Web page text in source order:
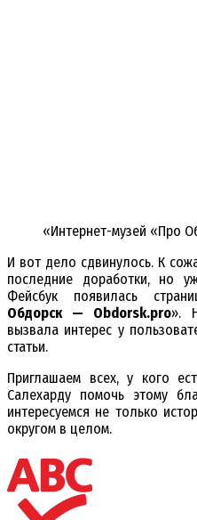
«Интернет-музей «Про
И вот дело сдвинулось. К
последние доработки, но
Фейсбук появилась
Обдорск — Obdorsk.pro».
вызвала интерес у
статьи.
Приглашаем всех, у кого
Салехарду помочь этому
интересуемся не только
округом в целом.